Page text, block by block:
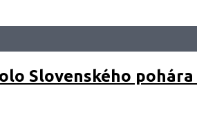
Slovenského pohára